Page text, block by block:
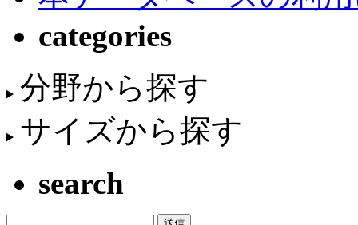
categories
分野から探す
サイズから探す
search